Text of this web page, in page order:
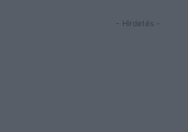
- Hirdetés -